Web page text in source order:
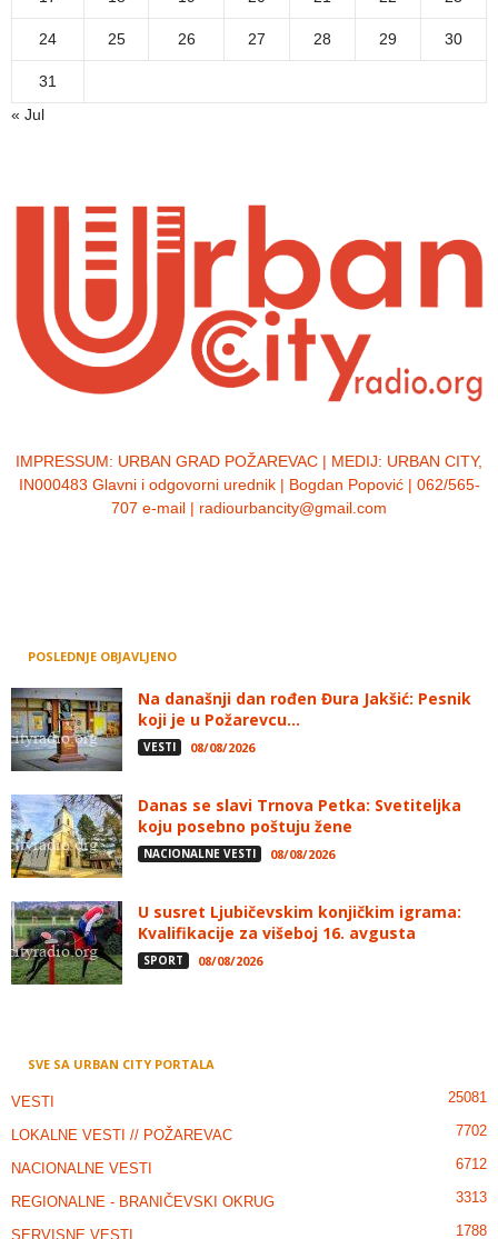
24 25 26 27 28 29 30
31
« Jul
IMPRESSUM: URBAN GRAD POŽAREVAC | MEDIJ: URBAN CITY,
IN000483 Glavni i odgovorni urednik | Bogdan Popović | 062/565-
707 e-mail | radiourbancity@gmail.com
POSLEDNJE OBJAVLJENO
Na današnji dan rođen Đura Jakšić: Pesnik
koji je u Požarevcu...
VESTI 08/08/2026
Danas se slavi Trnova Petka: Svetiteljka
koju posebno poštuju žene
NACIONALNE VESTI 08/08/2026
U susret Ljubičevskim konjičkim igrama:
Kvalifikacije za višeboj 16. avgusta
SPORT 08/08/2026
SVE SA URBAN CITY PORTALA
VESTI 25081
LOKALNE VESTI // POŽAREVAC 7702
NACIONALNE VESTI 6712
REGIONALNE - BRANIČEVSKI OKRUG 3313
SERVISNE VESTI 1788